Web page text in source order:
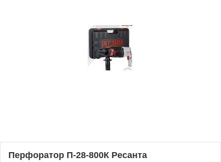
Перфоратор П-28-800К Ресанта